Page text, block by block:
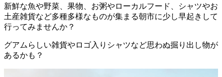
新鮮な魚や野菜、果物、お粥やローカルフード、シャツやお
土産雑貨など多種多様なものが集まる朝市に少し早起きして
行ってみませんか？
グアムらしい雑貨やロゴ入りシャツなど思わぬ掘り出し物が
あるかも？